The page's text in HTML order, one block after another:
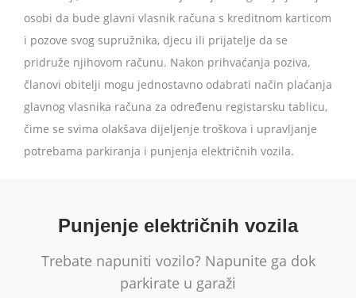
osobi da bude glavni vlasnik računa s kreditnom karticom
i pozove svog supružnika, djecu ili prijatelje da se
pridruže njihovom računu. Nakon prihvaćanja poziva,
članovi obitelji mogu jednostavno odabrati način plaćanja
glavnog vlasnika računa za određenu registarsku tablicu,
čime se svima olakšava dijeljenje troškova i upravljanje
potrebama parkiranja i punjenja električnih vozila.
Punjenje električnih vozila
Trebate napuniti vozilo? Napunite ga dok
parkirate u garaži